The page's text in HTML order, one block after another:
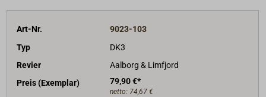
Art-Nr.
9023-103
Typ
DK3
Revier
Aalborg & Limfjord
Preis (Exemplar)
79,90 €*
netto: 74,67 €